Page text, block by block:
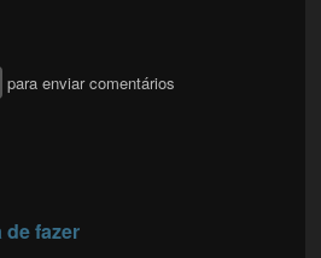
para enviar comentários
fazer